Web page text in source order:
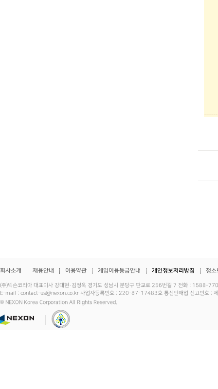
회사소개 채용안내 이용약관 게임이용등급안내 개인정보처리방침 청소
(주)넥슨코리아 대표이사 강대현·김정욱 경기도 성남시 분당구 판교로 256번길 7 전화 :
E-mail : contact-us@nexon.co.kr 사업자등록번호 : 220-87-17483호 통신판매업 신고번호 :
© NEXON Korea Corporation All Rights Reserved.